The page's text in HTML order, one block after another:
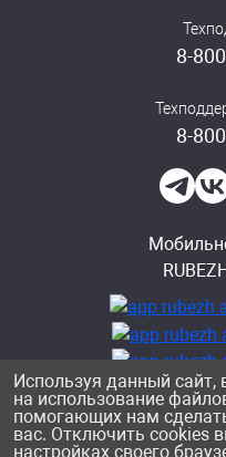
8-
8-
© ООО
Политика
Используя данный сайт,
на использование
помогающих нам
вас. Отключить cookies
настройках своего